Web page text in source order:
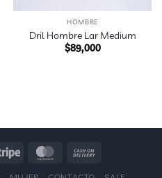
HOMBRE
Dril Hombre Lar Medium
$89,000